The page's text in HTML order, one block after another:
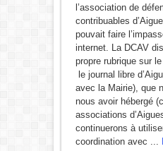
l’association de
contribuables
pouvait faire
internet. La DCAV
propre rubrique sur
le journal libre
avec la Mairie), que
nous avoir hébergé
associations
continuerons à
coordination avec ...